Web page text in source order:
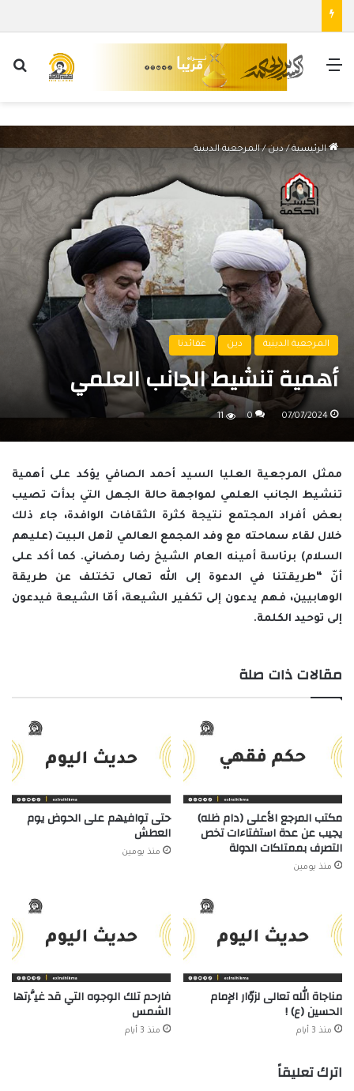
القائمة
الرئيسية / دين / المرجعية الدينية
المرجعية الدينية دين عقائدنا
أهمية تنشيط الجانب العلمي
07/07/2024
0
11
ممثل المرجعية العليا السيد أحمد الصافي يؤكد على أهمية
تنشيط الجانب العلمي لمواجهة حالة الجهل التي بدأت تصيب
بعض أفراد المجتمع نتيجة كثرة الثقافات الوافدة، جاء ذلك
خلال لقاء سماحته مع وفد المجمع العالمي لأهل البيت (عليهم
السلام) برئاسة أمينه العام الشيخ رضا رمضاني. كما أكد على
أنّ “طريقتنا في الدعوة إلى الله تعالى تختلف عن طريقة
الوهابيين، فهم يدعون إلى تكفير الشيعة، أمّا الشيعة فيدعون
إلى توحيد الكلمة.
مقالات ذات صلة
مكتب المرجع الأعلى (دام ظله)
يجيب عن عدة استفتاءات تخص
التصرف بممتلكات الدولة
منذ يومين
حتى توافيهم على الحوض يوم
العطش
منذ يومين
مناجاة الله تعالى لزوّار الإمام
الحسين (ع) !
منذ 3 أيام
فارحم تلك الوجوه التي قد غيَّرتها
الشمس
منذ 3 أيام
اترك تعليقاً